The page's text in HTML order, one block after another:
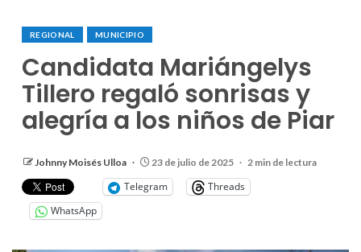
REGIONAL MUNICIPIO
Candidata Mariángelys
Tillero regaló sonrisas y
alegría a los niños de Piar
Johnny Moisés Ulloa 23 de julio de 2025 2 min de lectura
Telegram
Threads
WhatsApp